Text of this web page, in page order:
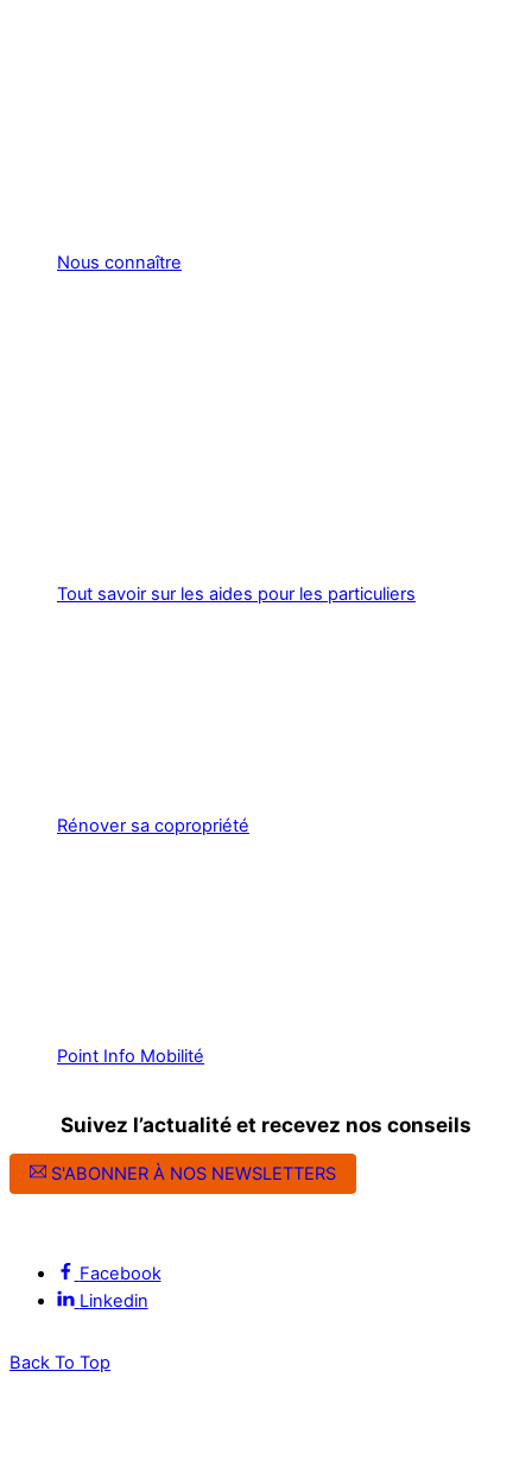
Nous connaître
Tout savoir sur les aides pour les particuliers
Rénover sa copropriété
Point Info Mobilité
Suivez l’actualité et recevez nos conseils
S'ABONNER À NOS NEWSLETTERS
Facebook
Linkedin
Back To Top